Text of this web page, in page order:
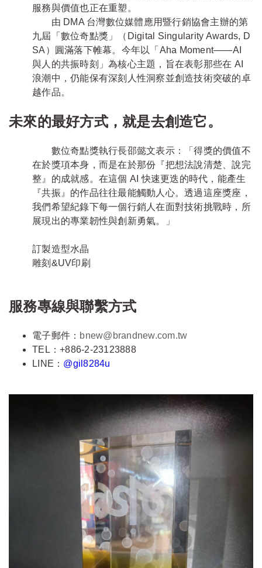
服務與價值也正在重塑。
由 DMA 台灣數位媒體應用暨行銷協會主辦的第
九屆「數位奇點獎」（Digital Singularity Awards, D
SA）圓滿落下帷幕。今年以「Aha Moment——AI
與人的共振時刻」為核心主題，旨在表彰那些在 AI
浪潮中，仍能保有深刻人性洞察並創造技術突破的卓
越作品。
未來的最好方式，就是去創造它。
數位奇點獎執行長邵懿文表示：「得獎的價值不
在於獎項本身，而是在於那份『把想法說清楚、說完
整』的成就感。在這個 AI 快速更迭的時代，能產生
『共振』的作品往往最能觸動人心。透過這座獎座，
我們希望紀錄下每一個行銷人在面對技術挑戰時，所
展現出的專業韌性與創新勇氣。」
訂製造型水晶
雕刻&UV印刷
服務專線與聯繫方式
電子郵件： bnew@brandnew.com.tw
TEL：+886-2-23123888
LINE： @gil8284u